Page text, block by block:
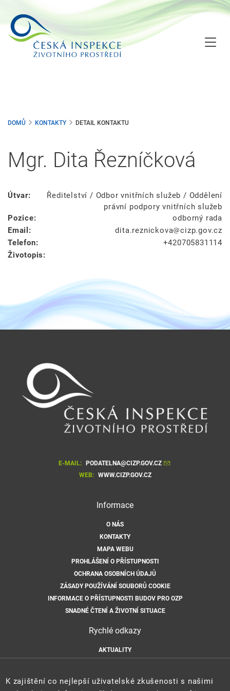
hlavnímu
obsahu
DOMŮ KONTAKTY DETAIL KONTAKTU
Mgr. Dita Řezníčková
Útvar:
Ředitelství / Odbor vnitřních služeb / Oddělení
právní podpory vnitřních služeb
Pozice:
odborný rada
Email:
dita.reznickova
cizp.gov.cz
Telefon:
+420705831114
Životopis:
E-MAIL: PODATELNA@CIZP.GOV.CZ
WEB: WWW.CIZP.GOV.CZ
Informace
O NÁS
KONTAKTY
MAPA WEBU
PROHLÁŠENÍ O PŘÍSTUPNOSTI
OCHRANA OSOBNÍCH ÚDAJŮ
ZÁSADY POUŽÍVÁNÍ SOUBORŮ COOKIE
INFORMACE O PŘÍSTUPNOSTI BUDOV PRO OZP
SNADNÉ ČTENÍ A ŽIVOTNÍ SITUACE
Rychlé odkazy
AKTUALITY
K zajištění co nejlepší uživatelské zkušenosti s našimi